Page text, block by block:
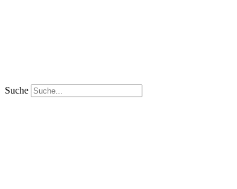
Suche